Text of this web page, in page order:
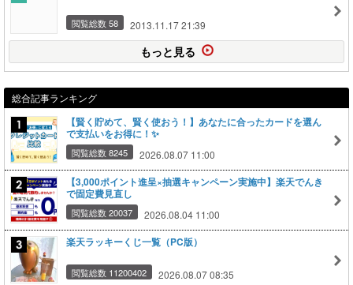
閲覧総数 58 2013.11.17 21:39
もっと見る
総合記事ランキング
【賢く貯めて、賢く使おう！】あなたに合ったカードを選ん
で支払いをお得に！✨
閲覧総数 8245 2026.08.07 11:00
【3,000ポイント進呈×抽選キャンペーン実施中】楽天でんき
で固定費見直し
閲覧総数 20037 2026.08.04 11:00
楽天ラッキーくじ一覧（PC版）
閲覧総数 11200402 2026.08.07 08:35